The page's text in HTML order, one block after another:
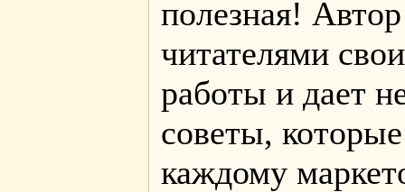
полезная!
читателями
работы и дает
советы,
каждому